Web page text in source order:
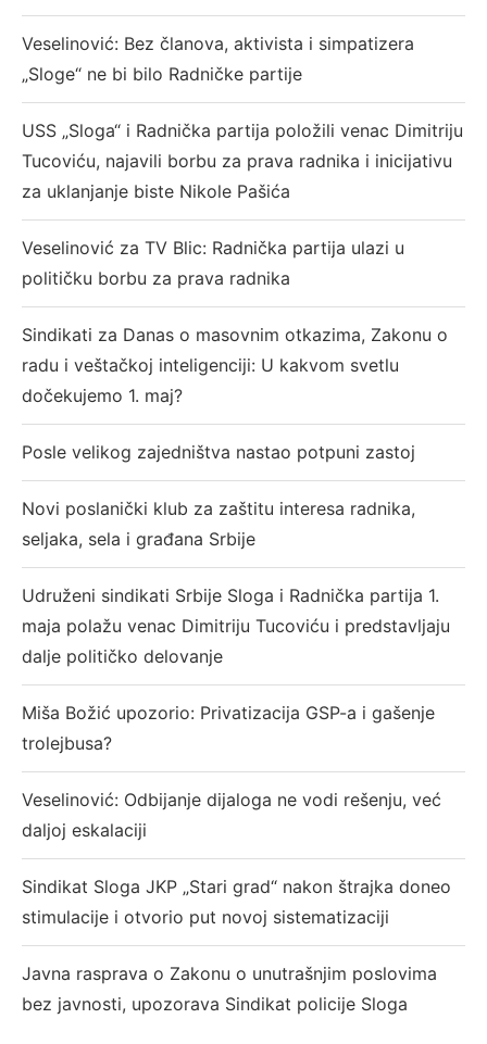
Veselinović: Bez članova, aktivista i simpatizera
„Sloge“ ne bi bilo Radničke partije
USS „Sloga“ i Radnička partija položili venac Dimitriju
Tucoviću, najavili borbu za prava radnika i inicijativu
za uklanjanje biste Nikole Pašića
Veselinović za TV Blic: Radnička partija ulazi u
političku borbu za prava radnika
Sindikati za Danas o masovnim otkazima, Zakonu o
radu i veštačkoj inteligenciji: U kakvom svetlu
dočekujemo 1. maj?
Posle velikog zajedništva nastao potpuni zastoj
Novi poslanički klub za zaštitu interesa radnika,
seljaka, sela i građana Srbije
Udruženi sindikati Srbije Sloga i Radnička partija 1.
maja polažu venac Dimitriju Tucoviću i predstavljaju
dalje političko delovanje
Miša Božić upozorio: Privatizacija GSP-a i gašenje
trolejbusa?
Veselinović: Odbijanje dijaloga ne vodi rešenju, već
daljoj eskalaciji
Sindikat Sloga JKP „Stari grad“ nakon štrajka doneo
stimulacije i otvorio put novoj sistematizaciji
Javna rasprava o Zakonu o unutrašnjim poslovima
bez javnosti, upozorava Sindikat policije Sloga